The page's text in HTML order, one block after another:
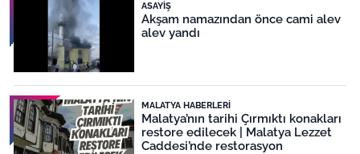
ASAYIŞ
Akşam namazından önce cami alev
alev yandı
MALATYA HABERLERI
Malatya’nın tarihi Çırmıktı konakları
restore edilecek | Malatya Lezzet
Caddesi’nde restorasyon